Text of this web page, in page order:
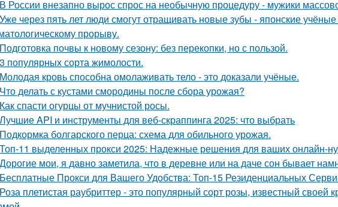
В России внезапно вырос спрос на необычную процедуру - мужики
Уже через пять лет люди смогут отращивать новые зубы - японские
прорыву.
Подготовка почвы к новому сезону: без перекопки, но с пользой.
3 популярных сорта жимолости.
Молодая кровь способна омолаживать тело - это доказали учёные.
Что делать с кустами смородины после сбора урожая?
Как спасти огурцы от мучнистой росы.
Лучшие API и инструменты для веб-скраппинга 2025: что выбрать
Подкормка болгарского перца: схема для обильного урожая.
Топ-11 выделенных прокси 2025: Надежные решения для ваших онлайн-
Дорогие мои, я давно заметила, что в деревне или на даче сон бывает
Бесплатные Прокси для Вашего Удобства: Топ-15 Резиденциальных
Роза плетистая раубриттер - это популярный сорт розы, известный своей